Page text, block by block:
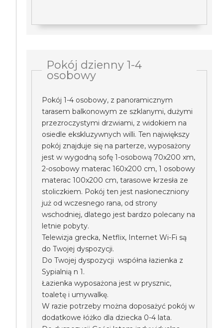
Pokój dzienny 1-4
osobowy
Pokój 1-4 osobowy, z panoramicznym
tarasem balkonowym ze szklanymi, dużymi
przezroczystymi drzwiami, z widokiem na
osiedle ekskluzywnych willi. Ten największy
pokój znajduje się na parterze, wyposażony
jest w wygodną sofę 1-osobową 70x200 xm,
2-osobowy materac 160x200 cm, 1 osobowy
materac 100x200 cm, tarasowe krzesła ze
stoliczkiem. Pokój ten jest nasłoneczniony
już od wczesnego rana, od strony
wschodniej, dlatego jest bardzo polecany na
letnie pobyty.
Telewizja grecka, Netflix, Internet Wi-Fi są
do Twojej dyspozycji.
Do Twojej dyspozycji współna łazienka z
Sypialnią n 1.
Łazienka wyposażona jest w prysznic,
toaletę i umywalkę.
W razie potrzeby można doposażyć pokój w
dodatkowe łóżko dla dziecka 0-4 lata.